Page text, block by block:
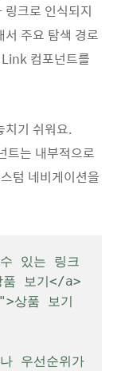
크로 인식되지
주요 탐색 경로
컴포넌트를
치기 쉬워요.
는 내부적으로
텀 네비게이션을
있는 링크
보기</a>
품 보기
우선순위가